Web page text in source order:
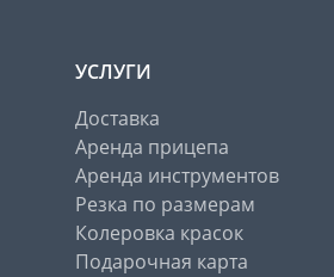
УСЛУГИ
Доставка
Аренда прицепа
Аренда инструментов
Резка по размерам
Колеровка красок
Подарочная карта